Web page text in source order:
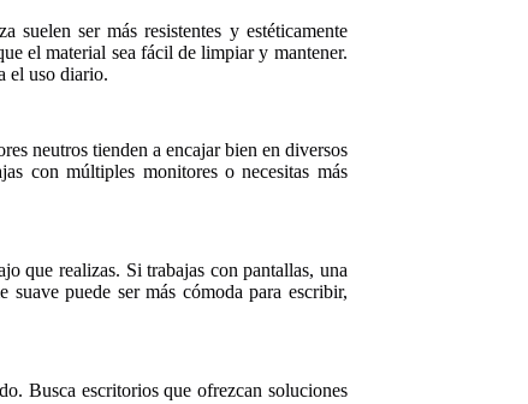
suelen ser más resistentes y estéticamente
el material sea fácil de limpiar y mantener.
el uso diario.
neutros tienden a encajar bien en diversos
con múltiples monitores o necesitas más
que realizas. Si trabajas con pantallas, una
puede ser más cómoda para escribir,
Busca escritorios que ofrezcan soluciones